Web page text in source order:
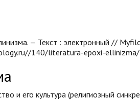
— Текст : электронный //
140/literatura-epoxi-
и его культура (религиозный